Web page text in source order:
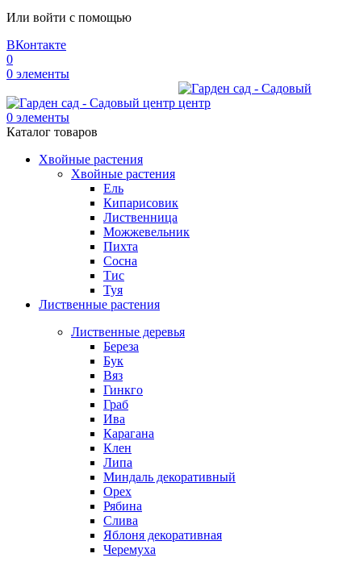
Или войти с помощью
ВКонтакте
0
0 элементы
0 элементы
Каталог товаров
Хвойные растения
Хвойные растения
Ель
Кипарисовик
Лиственница
Можжевельник
Пихта
Сосна
Тис
Туя
Лиственные растения
Лиственные деревья
Береза
Бук
Вяз
Гинкго
Граб
Ива
Карагана
Клен
Липа
Миндаль декоративный
Орех
Рябина
Слива
Яблоня декоративная
Черемуха